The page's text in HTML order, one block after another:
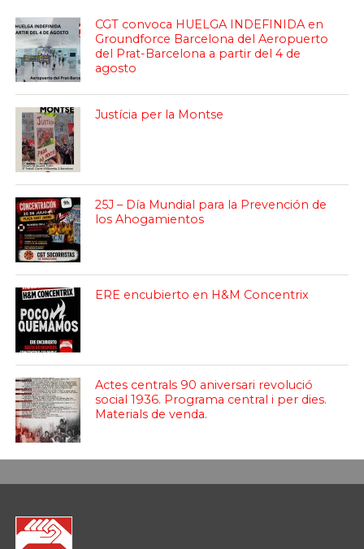
CGT convoca HUELGA INDEFINIDA en
Groundforce Barcelona del Aeropuerto
del Prat-Barcelona a partir del 4 de
agosto
Justícia per la Montse
25J – Día Mundial para la Prevención de
los Ahogamientos
ERE encubierto en H&M Concentrix
Actes centrals 90 aniversari revolució
social 1936. Programa central i per dies.
Materials de venda.